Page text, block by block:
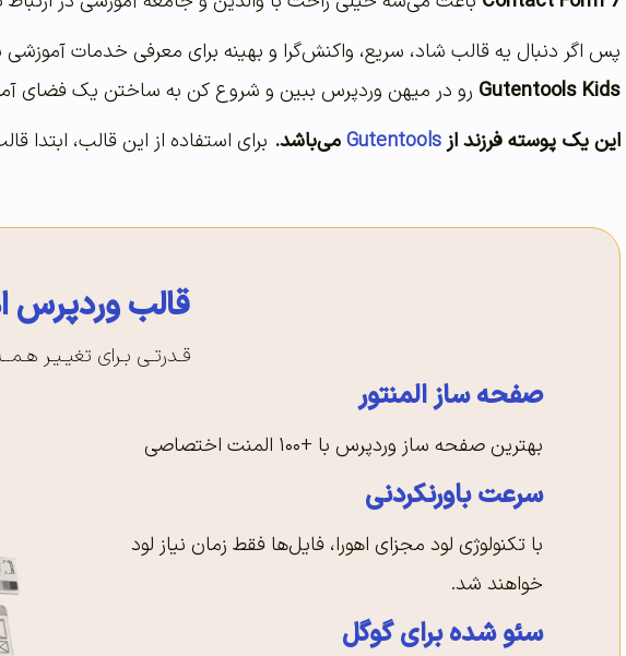
پس اگر دنبال یه قالب شاد، سریع، واکنش‌گرا و بهینه برای معرفی خدمات
Gutentools Kids رو در میهن وردپرس ببین و شروع کن به ساختن یک فضای
این یک پوسته فرزند ازGutentoolsمی‌باشد. برای استفاده از این قالب، ابتدا
قالب وردپرس
قـدرتـی بـرای تغیـیـر
صفحه ساز المنتور
بهترین صفحه ساز وردپرس با +۱۰۰ المنت اختصاصی
سرعت باورنکردنی
با تکنولوژی لود مجزای اهورا، فایل‌ها فقط زمان نیاز لود
خواهند شد.
سئو شده برای گوگل